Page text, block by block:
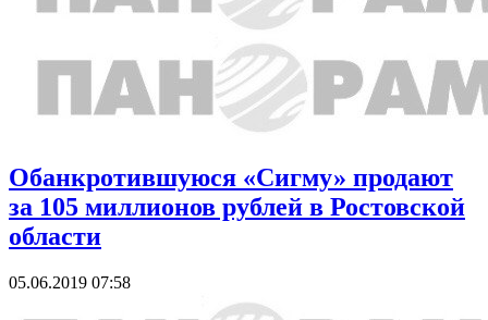
Обанкротившуюся «Сигму» продают
за 105 миллионов рублей в Ростовской
области
05.06.2019 07:58